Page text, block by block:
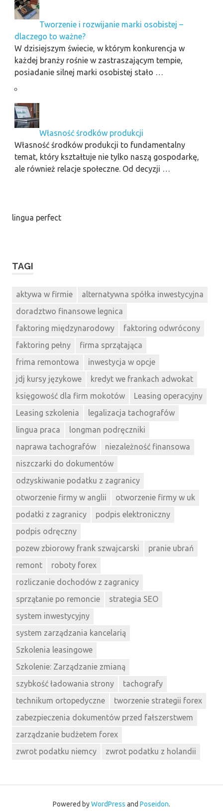
Tworzenie i rozwijanie marki osobistej –
dlaczego to ważne?
W dzisiejszym świecie, w którym konkurencja w
każdej branży rośnie w zastraszającym tempie,
posiadanie silnej marki osobistej stało …
Własność środków produkcji
Własność środków produkcji to fundamentalny
temat, który kształtuje nie tylko naszą gospodarkę,
ale również relacje społeczne. Od decyzji …
lingua perfect
TAGI
aktywa w firmie
alternatywna spółka inwestycyjna
doradztwo finansowe legnica
faktoring międzynarodowy
faktoring odwrócony
faktoring pełny
firma sprzątająca
frima remontowa
inwestycja w opcje
jdj kursy językowe
kredyt we frankach adwokat
księgowość dla firm mokotów
Leasing operacyjny
Leasing szkolenia
legalizacja tachografów
lingua praca
longman podręczniki
naprawa tachografów
niezależność finansowa
niszczarki do dokumentów
odzyskiwanie podatku z zagranicy
otworzenie firmy w anglii
otworzenie firmy w uk
podatki z zagranicy
podpis elektroniczny
podpis odręczny
pozew zbiorowy frank szwajcarski
pranie ubrań
remont
roboty forex
rozliczanie dochodów z zagranicy
sprzątanie po remoncie
strategia SEO
system inwestycyjny
system zarządzania kancelarią
Szkolenia leasingowe
Szkolenie: Zarządzanie zmianą
szybkość ładowania strony
tachografy
technikum ortopedyczne
tworzenie strategii forex
zabezpieczenia dokumentów przed fałszerstwem
zarządzanie budżetem forex
zwrot podatku niemcy
zwrot podatku z holandii
Powered byWordPress and Poseidon.